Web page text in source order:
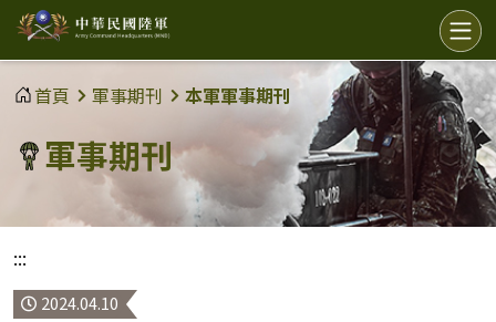
中
華
民
國
陸
選
單
首頁
軍事期刊 本軍軍事期刊
軍事期刊
:::
2024.04.10